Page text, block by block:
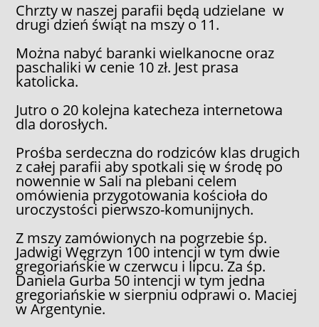
Chrzty w naszej parafii będą udzielane w
drugi dzień świąt na mszy o 11.
Można nabyć baranki wielkanocne oraz
paschaliki w cenie 10 zł. Jest prasa
katolicka.
Jutro o 20 kolejna katecheza internetowa
dla dorosłych.
Prośba serdeczna do rodziców klas drugich
z całej parafii aby spotkali się w środę po
nowennie w Sali na plebani celem
omówienia przygotowania kościoła do
uroczystości pierwszo-komunijnych.
Z mszy zamówionych na pogrzebie śp.
Jadwigi Węgrzyn 100 intencji w tym dwie
gregoriańskie w czerwcu i lipcu. Za śp.
Daniela Gurba 50 intencji w tym jedna
gregoriańskie w sierpniu odprawi o. Maciej
w Argentynie.